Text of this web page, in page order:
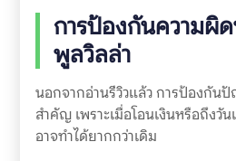
การป้องกันความผิ
พูลวิลล่า
นอกจากอ่านรีวิวแล้ว การป้องกัน
สำคัญ เพราะเมื่อโอนเงินหรือถึงวั
อาจทำได้ยากกว่าเดิม